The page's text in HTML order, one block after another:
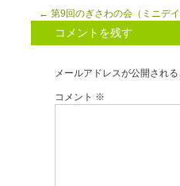
← 第9回のぎさわの会（ミニデ
コメントを残す
メールアドレスが公開される
コメント ※